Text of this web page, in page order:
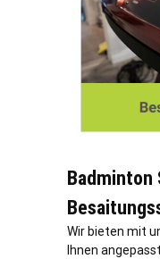
Badminton
Wir bieten mit
Ihnen